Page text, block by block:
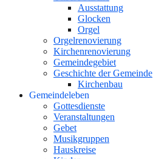
Ausstattung
Glocken
Orgel
Orgelrenovierung
Kirchenrenovierung
Gemeindegebiet
Geschichte der Gemeinde
Kirchenbau
Gemeindeleben
Gottesdienste
Veranstaltungen
Gebet
Musikgruppen
Hauskreise